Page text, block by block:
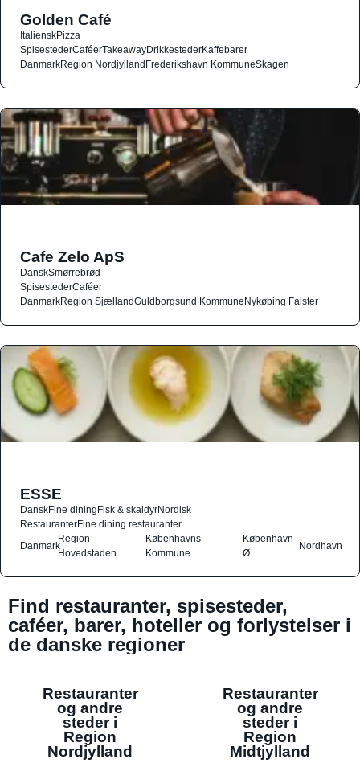
Golden Café
ItalienskPizza
SpisestederCaféerTakeawayDrikkestederKaffebarer
DanmarkRegion NordjyllandFrederikshavn KommuneSkagen
Cafe Zelo ApS
DanskSmørrebrød
SpisestederCaféer
DanmarkRegion SjællandGuldborgsund KommuneNykøbing Falster
ESSE
DanskFine diningFisk & skaldyrNordisk
RestauranterFine dining restauranter
Danmark
Region
Hovedstaden
Københavns
Kommune
København
Ø
Nordhavn
Find restauranter, spisesteder,
caféer, barer, hoteller og forlystelser i
de danske regioner
Restauranter
og andre
steder i
Region
Nordjylland
Restauranter
og andre
steder i
Region
Midtjylland